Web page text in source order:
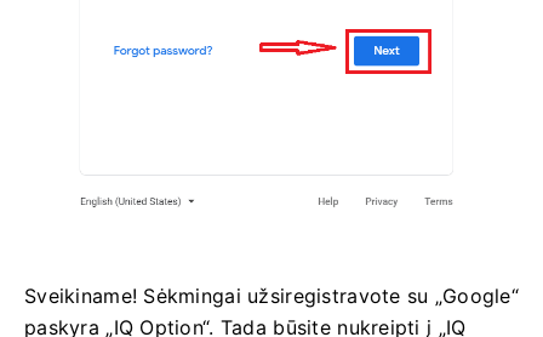
Sveikiname! Sėkmingai užsiregistravote su „Google“
paskyra „IQ Option“. Tada būsite nukreipti į „IQ